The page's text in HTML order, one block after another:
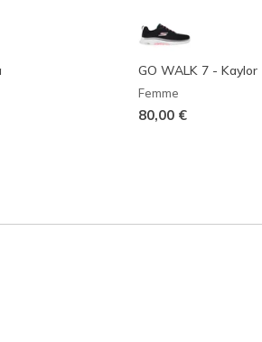
GO WALK 7 - Kaylor
Femme
80,00 €